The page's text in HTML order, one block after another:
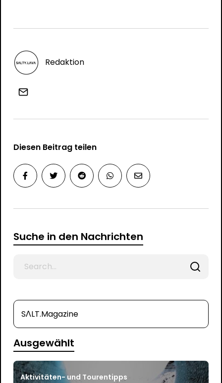
Redaktion
Diesen Beitrag teilen
Suche in den Nachrichten
SΛLT.Magazine
Ausgewählt
Aktivitäten- und Tourentipps